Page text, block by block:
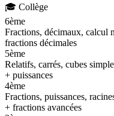
🎓 Collège
6ème
Fractions, décimaux, calcul
fractions décimales
5ème
Relatifs, carrés, cubes
+ puissances
4ème
Fractions, puissances,
+ fractions avancées